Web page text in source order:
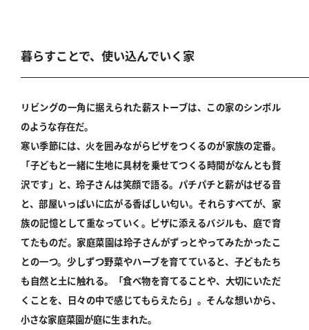
暮らすことで、使い込んでいく家
リビングの一角に据えられた薪ストーブは、この家のシンボル
のような存在だ。
寒い季節には、火を囲みながらピザをつくるのが家族の定番。
「子どもと一緒に生地に具材を乗せてつくる時間がなんとも贅
沢です」と、玲子さんは笑顔で語る。パチパチと薪がはぜる音
と、部屋いっぱいに広がる香ばしい匂い。それらすべてが、家
族の記憶として重なっていく。ピザに添えるバジルも、庭で育
てたものだ。家庭菜園は玲子さんがずっとやってみたかったこ
との一つ。少しずつ野菜やハーブを育てていると、子どもたち
も自然と土に触れる。「食べ物を育てることや、大切にいただ
くことを、日々の中で感じてもらえたら」。そんな想いから、
小さな家庭菜園が庭に生まれた。